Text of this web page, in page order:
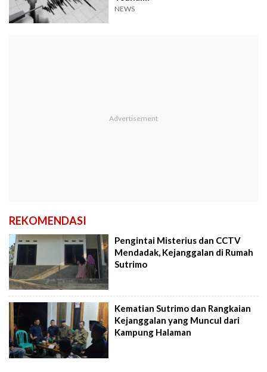
NEWS
REKOMENDASI
Pengintai Misterius dan CCTV
Mendadak, Kejanggalan di Rumah
Sutrimo
Kematian Sutrimo dan Rangkaian
Kejanggalan yang Muncul dari
Kampung Halaman